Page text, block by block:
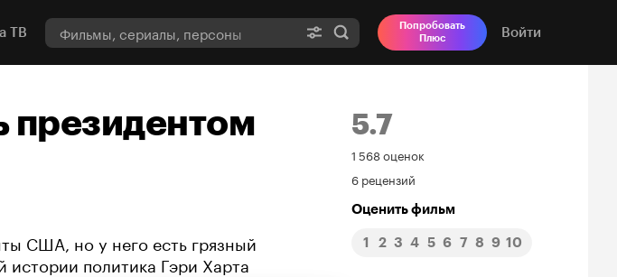
ТВ
Попробовать
Плюс
Войти
президентом
США, но у него есть грязный
истории политика Гэри Харта
5.7
Рейтинг
Кинопоиска
5.7
1 568 оценок
6 рецензий
Оценить фильм
1 2 3 4 5 6 7 8 9 10